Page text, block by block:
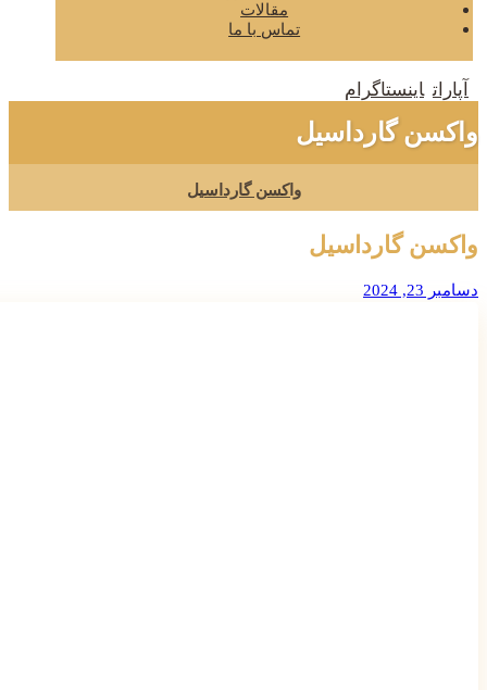
مقالات
تماس با ما
آپارات اینستاگرام
واکسن گارداسیل
واکسن گارداسیل
واکسن گارداسیل
دسامبر 23, 2024